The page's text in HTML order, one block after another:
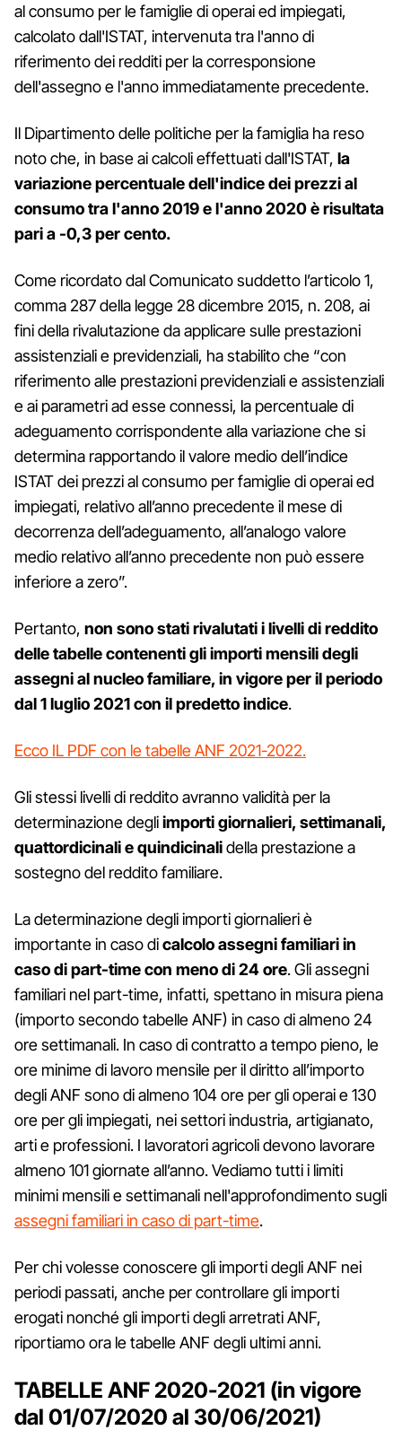
al consumo per le famiglie di operai ed impiegati,
calcolato dall'ISTAT, intervenuta tra l'anno di
riferimento dei redditi per la corresponsione
dell'assegno e l'anno immediatamente precedente.
Il Dipartimento delle politiche per la famiglia ha reso
noto che, in base ai calcoli effettuati dall'ISTAT, la
variazione percentuale dell'indice dei prezzi al
consumo tra l'anno 2019 e l'anno 2020 è risultata
pari a -0,3 per cento.
Come ricordato dal Comunicato suddetto l’articolo 1,
comma 287 della legge 28 dicembre 2015, n. 208, ai
fini della rivalutazione da applicare sulle prestazioni
assistenziali e previdenziali, ha stabilito che “con
riferimento alle prestazioni previdenziali e assistenziali
e ai parametri ad esse connessi, la percentuale di
adeguamento corrispondente alla variazione che si
determina rapportando il valore medio dell’indice
ISTAT dei prezzi al consumo per famiglie di operai ed
impiegati, relativo all’anno precedente il mese di
decorrenza dell’adeguamento, all’analogo valore
medio relativo all’anno precedente non può essere
inferiore a zero”.
Pertanto, non sono stati rivalutati i livelli di reddito
delle tabelle contenenti gli importi mensili degli
assegni al nucleo familiare, in vigore per il periodo
dal 1 luglio 2021 con il predetto indice.
Ecco IL PDF con le tabelle ANF 2021-2022.
Gli stessi livelli di reddito avranno validità per la
determinazione degliimporti giornalieri, settimanali,
quattordicinali e quindicinalidella prestazione a
sostegno del reddito familiare.
La determinazione degli importi giornalieri è
importante in caso dicalcolo assegni familiari in
caso di part-time con meno di 24 ore. Gli assegni
familiari nel part-time, infatti, spettano in misura piena
(importo secondo tabelle ANF) in caso di almeno 24
ore settimanali. In caso di contratto a tempo pieno, le
ore minime di lavoro mensile per il diritto all’importo
degli ANF sono di almeno 104 ore per gli operai e 130
ore per gli impiegati, nei settori industria, artigianato,
arti e professioni. I lavoratori agricoli devono lavorare
almeno 101 giornate all’anno. Vediamo tutti i limiti
minimi mensili e settimanali nell'approfondimento sugli
assegni familiari in caso di part-time.
Per chi volesse conoscere gli importi degli ANF nei
periodi passati, anche per controllare gli importi
erogati nonché gli importi degli arretrati ANF,
riportiamo ora le tabelle ANF degli ultimi anni.
TABELLE ANF 2020-2021 (in vigore
dal 01/07/2020 al 30/06/2021)